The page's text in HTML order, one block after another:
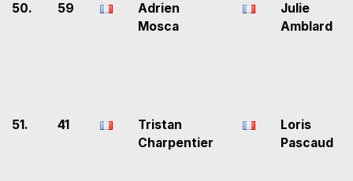
50. 59
Adrien
Mosca
Julie
Amblard
51. 41
Tristan
Charpentier
Loris
Pascaud